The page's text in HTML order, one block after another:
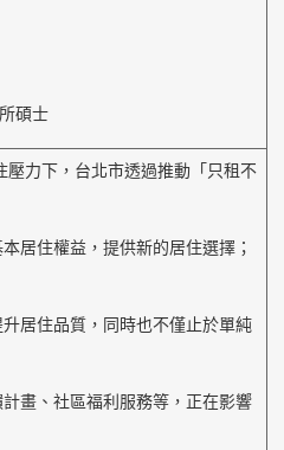
碩士
壓力下，台北市透過推動「只租不
住權益，提供新的居住選擇；
居住品質，同時也不僅止於單純
畫、社區福利服務等，正在影響